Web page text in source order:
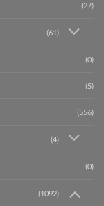
(27)
(61)
(0)
(5)
(556)
(4)
(0)
(1092)